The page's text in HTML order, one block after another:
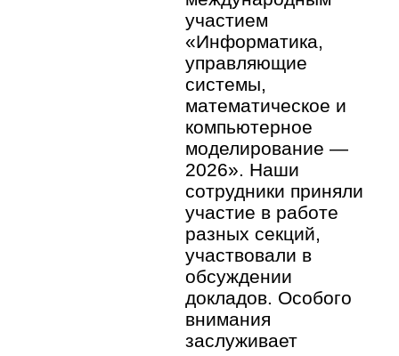
участием
«Информатика,
управляющие
системы,
математическое и
компьютерное
моделирование —
2026». Наши
сотрудники приняли
участие в работе
разных секций,
участвовали в
обсуждении
докладов. Особого
внимания
заслуживает